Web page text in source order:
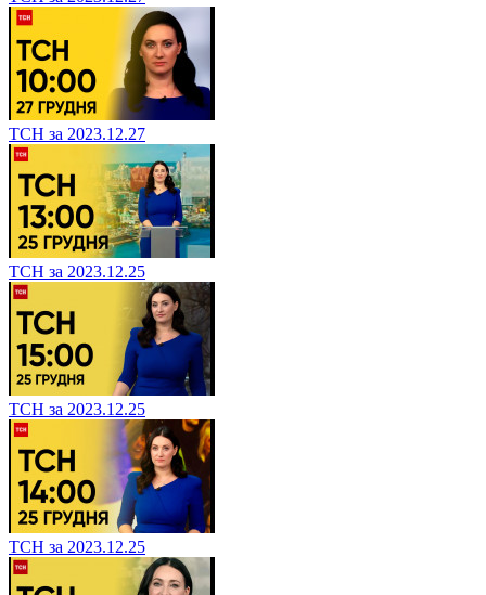
ТСН за 2023.12.27
ТСН за 2023.12.25
ТСН за 2023.12.25
ТСН за 2023.12.25